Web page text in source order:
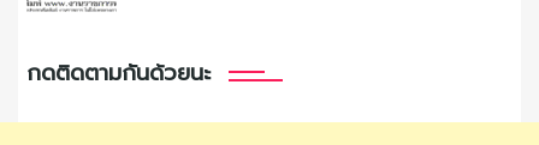
กดติดตามกันด้วยนะ